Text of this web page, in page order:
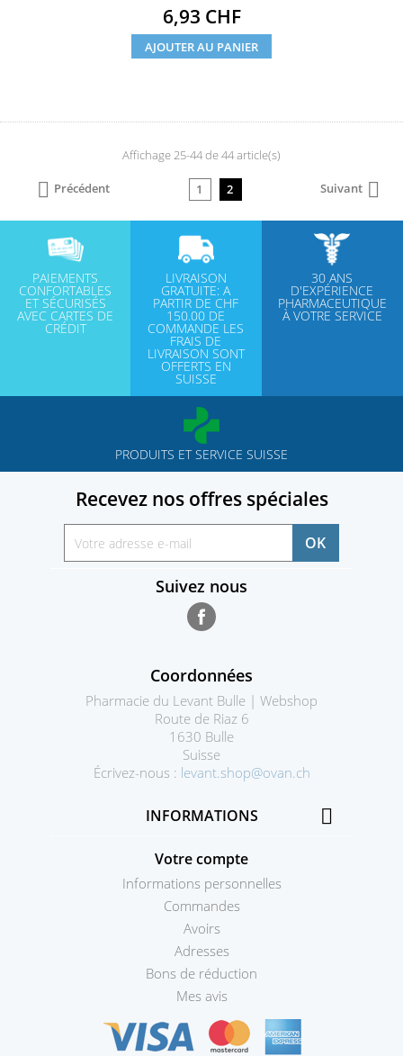
Prix
6,93 CHF
AJOUTER AU PANIER
Affichage 25-44 de 44 article(s)
 Précédent 1 2 Suivant 
PAIEMENTS
CONFORTABLES
ET SÉCURISÉS
AVEC CARTES DE
CRÉDIT
LIVRAISON
GRATUITE: A
PARTIR DE CHF
150.00 DE
COMMANDE LES
FRAIS DE
LIVRAISON SONT
OFFERTS EN
SUISSE
30 ANS
D'EXPÉRIENCE
PHARMACEUTIQUE
À VOTRE SERVICE
PRODUITS ET SERVICE SUISSE
Recevez nos offres spéciales
Suivez nous
Coordonnées
Pharmacie du Levant Bulle | Webshop
Route de Riaz 6
1630 Bulle
Suisse
Écrivez-nous : levant.shop@ovan.ch
INFORMATIONS 
Votre compte
Informations personnelles
Commandes
Avoirs
Adresses
Bons de réduction
Mes avis